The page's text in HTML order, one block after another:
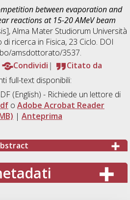
between evaporation and
reactions at 15-20 AMeV beam
Alma Mater Studiorum Università
di ricerca in Fisica, 23 Ciclo. DOI
amsdottorato/3537.
Condividi
Citato da
full-text disponibili:
(English) - Richiede un lettore di
o Adobe Acrobat Reader
| Anteprima